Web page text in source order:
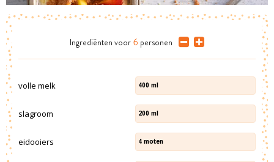
Ingrediënten voor 6 personen
volle melk 400 ml
slagroom 200 ml
eidooiers 4 moten